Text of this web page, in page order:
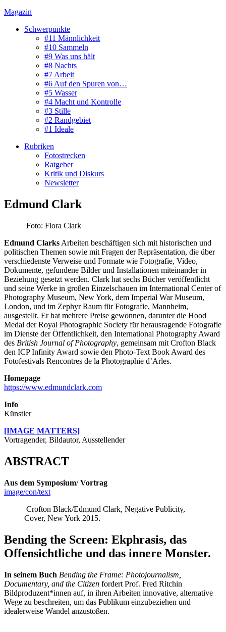
Magazin
Schwerpunkte
#11 Männlichkeit
#10 Sammeln
#9 Was uns hält
#8 Nachts
#7 Arbeit
#6 Auf den Spuren von…
#5 Wasser
#4 Macht und Kontrolle
#3 Stille
#2 Randgebiet
#1 Ideale
Rubriken
Fotostrecken
Ratgeber
Kritik und Diskurs
Newsletter
Edmund Clark
Foto: Flora Clark
Edmund Clarks Arbeiten beschäftigen sich mit historischen und
politischen Themen sowie mit Fragen der Repräsentation, die über
verschiedenste Verweise und Formate wie Fotografie, Video,
Dokumente, gefundene Bilder und Installationen miteinander in
Beziehung gesetzt werden. Clark hat sechs Bücher veröffentlicht
und seine Werke in großen Einzelschauen im International Center of
Photography Museum, New York, dem Imperial War Museum,
London, und im Zephyr Raum für Fotografie, Mannheim,
ausgestellt. Er hat mehrere Preise gewonnen, darunter die Hood
Medal der Royal Photographic Society für herausragende Fotografie
im Dienste der Öffentlichkeit, den International Photography Award
des British Journal of Photography, gemeinsam mit Crofton Black
den ICP Infinity Award sowie den Photo-Text Book Award des
Fotofestivals Rencontres de la Photographie d’Arles.
Homepage
https://www.edmundclark.com
Info
Künstler
[IMAGE MATTERS]
Vortragender, Bildautor, Ausstellender
ABSTRACT
Aus dem Symposium/Vortrag
image/con/text
Crofton Black/Edmund Clark, Negative Publicity,
Cover, New York 2015.
Bending the Screen: Ekphrasis, das
Offensichtliche und das innere Monster.
In seinem Buch Bending the Frame: Photojournalism,
Documentary, and the Citizen fordert Prof. Fred Ritchin
Bildproduzent*innen auf, in ihren Arbeiten innovative, alternative
Wege zu beschreiten, um das Publikum einzubeziehen und
idealerweise Wandel anzustoßen.